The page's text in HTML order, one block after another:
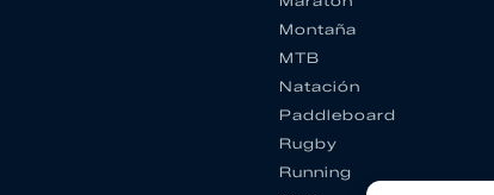
Montaña
MTB
Natación
Paddleboard
Rugby
Running